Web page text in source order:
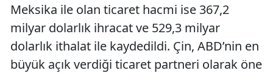
Meksika ile olan ticaret hacmi ise 367,2
milyar dolarlık ihracat ve 529,3 milyar
dolarlık ithalat ile kaydedildi. Çin, ABD’nin en
büyük açık verdiği ticaret partneri olarak öne